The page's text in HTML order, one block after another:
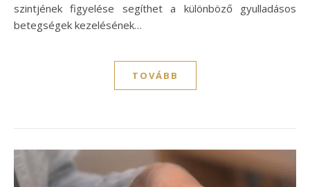
szintjének figyelése segíthet a különböző gyulladásos
betegségek kezelésének…
TOVÁBB